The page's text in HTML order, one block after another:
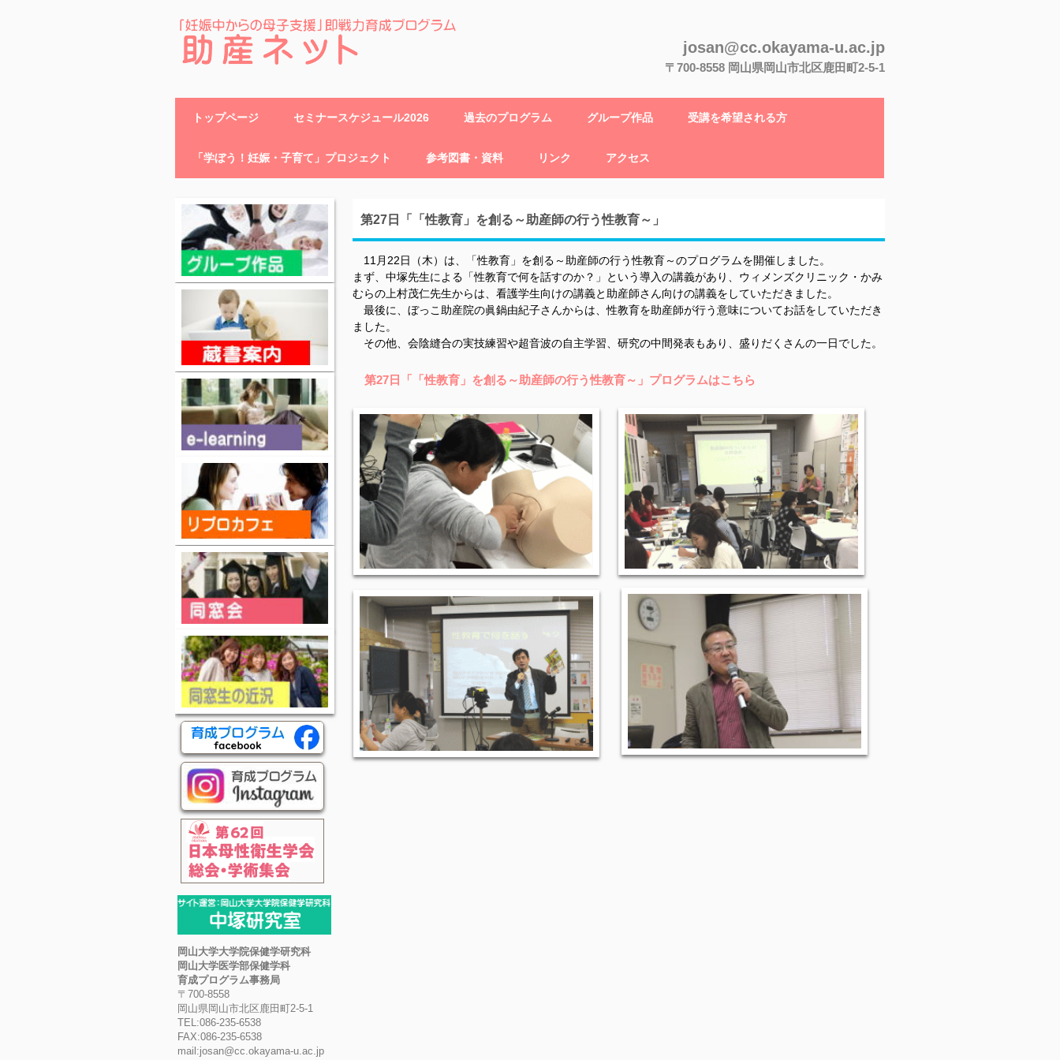
josan@cc.okayama-u.ac.jp
〒700-8558 岡山県岡山市北区鹿田町2-5-1
トップページ セミナースケジュール2026 過去のプログラム グループ作品 受講を希望される方
「学ぼう！妊娠・子育て」プロジェクト 参考図書・資料 リンク アクセス
第27日「「性教育」を創る～助産師の行う性教育～」
11月22日（木）は、「性教育」を創る～助産師の行う性教育～のプログラムを開催しました。
まず、中塚先生による「性教育で何を話すのか？」という導入の講義があり、ウィメンズクリニック・かみ
むらの上村茂仁先生からは、看護学生向けの講義と助産師さん向けの講義をしていただきました。
最後に、ぼっこ助産院の眞鍋由紀子さんからは、性教育を助産師が行う意味についてお話をしていただき
ました。
その他、会陰縫合の実技練習や超音波の自主学習、研究の中間発表もあり、盛りだくさんの一日でした。
第27日「「性教育」を創る～助産師の行う性教育～」プログラムはこちら
岡山大学大学院保健学研究科
岡山大学医学部保健学科
育成プログラム事務局
〒700-8558
岡山県岡山市北区鹿田町2-5-1
TEL:086-235-6538
FAX:086-235-6538
mail:josan@cc.okayama-u.ac.jp